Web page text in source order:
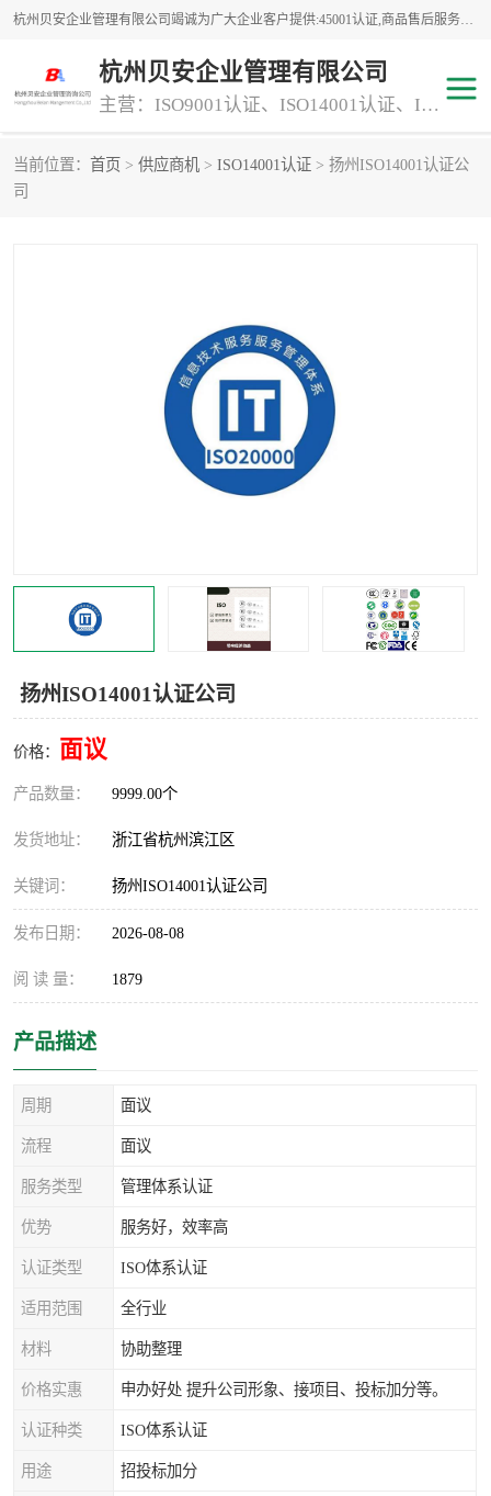
杭州贝安企业管理有限公司竭诚为广大企业客户提供:45001认证,商品售后服务认证,CE认证,知识产权体系认证,iso体系认证等服务,公司提供一条认证服务,方便快捷.
杭州贝安企业管理有限公司
主营：ISO9001认证、ISO14001认证、ISO认证、ISO22000认证、ISO/TS16949认证,FSC森林认证
当前位置： 首页 > 供应商机 > ISO14001认证 > 扬州ISO14001认证公
司
扬州ISO14001认证公司
价格： 面议
产品数量： 9999.00个
发货地址： 浙江省杭州滨江区
关键词： 扬州ISO14001认证公司
发布日期： 2026-08-08
阅 读 量： 1879
产品描述
周期 面议
流程 面议
服务类型 管理体系认证
优势 服务好，效率高
认证类型 ISO体系认证
适用范围 全行业
材料 协助整理
价格实惠 申办好处 提升公司形象、接项目、投标加分等。
认证种类 ISO体系认证
用途 招投标加分
知识产权体系认证
交通运输服务
消防设施工程专业承包
ISO认证 OHSAS18001认证
iso22000认证
ISO27001信息安全认证